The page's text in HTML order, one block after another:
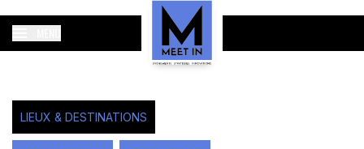
LIEUX & DESTINATIONS